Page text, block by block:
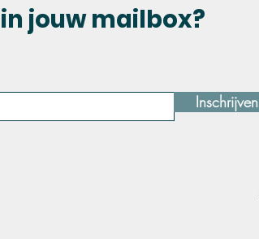
jouw mailbox?
Inschrijven